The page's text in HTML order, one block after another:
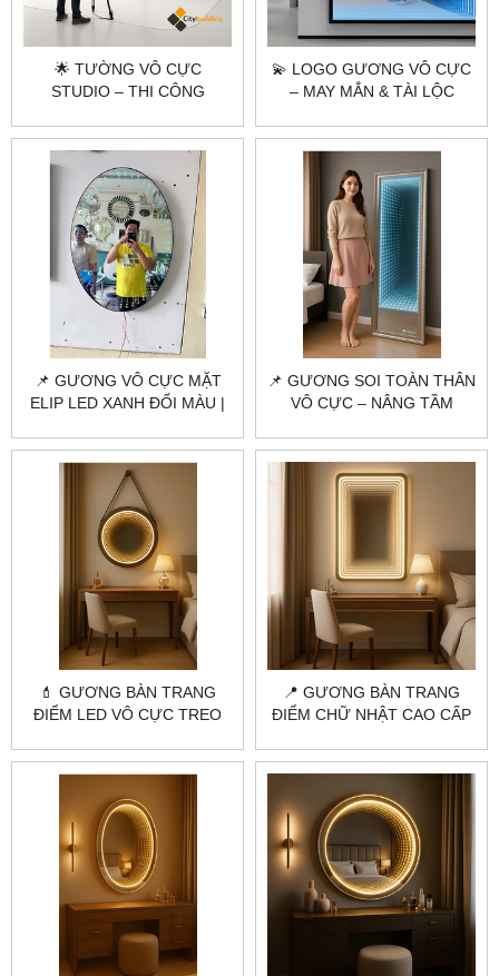
🌟 TƯỜNG VÔ CỰC
STUDIO – THI CÔNG
QUAY PHIM CHUYÊN
NGHIỆP
💫 LOGO GƯƠNG VÔ CỰC
– MAY MẮN & TÀI LỘC
📌 GƯƠNG VÔ CỰC MẶT
ELIP LED XANH ĐỔI MÀU |
YÊU CẦU – CITYBUILDING
📌 GƯƠNG SOI TOÀN THÂN
VÔ CỰC – NÂNG TẦM
CITYBUILDING
💄 GƯƠNG BÀN TRANG
ĐIỂM LED VÔ CỰC TREO
ĐỘC QUYỀN THIẾT KẾ
📍 GƯƠNG BÀN TRANG
ĐIỂM CHỮ NHẬT CAO CẤP
THEO YÊU CẦU